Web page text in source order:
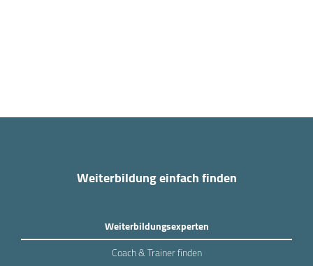
Weiterbildung einfach finden
Weiterbildungsexperten
Coach & Trainer finden